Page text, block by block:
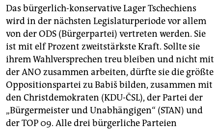
Das bürgerlich-konservative Lager Tschechiens
wird in der nächsten Legislaturperiode vor allem
von der ODS (Bürgerpartei) vertreten werden. Sie
ist mit elf Prozent zweitstärkste Kraft. Sollte sie
ihrem Wahlversprechen treu bleiben und nicht mit
der ANO zusammen arbeiten, dürfte sie die größte
Oppositionspartei zu Babiš bilden, zusammen mit
den Christdemokraten (KDU-ČSL), der Partei der
„Bürgermeister und Unabhängigen“ (STAN) und
der TOP 09. Alle drei bürgerliche Parteien